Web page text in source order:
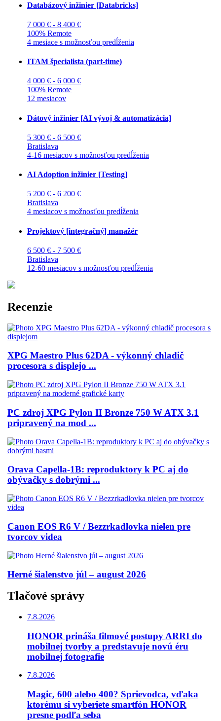
Databázový inžinier [Databricks]
7 000 € - 8 400 €
100% Remote
4 mesiace s možnosťou predĺženia
ITAM špecialista (part-time)
4 000 € - 6 000 €
100% Remote
12 mesiacov
Dátový inžinier [AI vývoj & automatizácia]
5 300 € - 6 500 €
Bratislava
4-16 mesiacov s možnosťou predĺženia
AI Adoption inžinier [Testing]
5 200 € - 6 200 €
Bratislava
4 mesiacov s možnosťou predĺženia
Projektový [integračný] manažér
6 500 € - 7 500 €
Bratislava
12-60 mesiacov s možnosťou predĺženia
Recenzie
XPG Maestro Plus 62DA - výkonný chladič
procesora s displejo ...
PC zdroj XPG Pylon II Bronze 750 W ATX 3.1
pripravený na mod ...
Orava Capella-1B: reproduktory k PC aj do
obývačky s dobrými ...
Canon EOS R6 V / Bezzrkadlovka nielen pre
tvorcov videa
Herné šialenstvo júl – august 2026
Tlačové správy
7.8.2026
HONOR prináša filmové postupy ARRI do
mobilnej tvorby a predstavuje novú éru
mobilnej fotografie
7.8.2026
Magic, 600 alebo 400? Sprievodca, vďaka
ktorému si vyberiete smartfón HONOR
presne podľa seba